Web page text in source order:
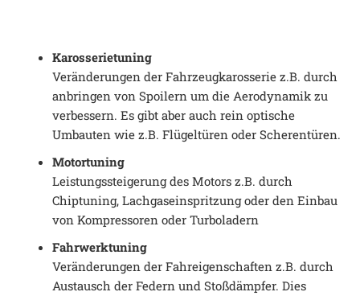
Karosserietuning
Veränderungen der Fahrzeugkarosserie z.B. durch
anbringen von Spoilern um die Aerodynamik zu
verbessern. Es gibt aber auch rein optische
Umbauten wie z.B. Flügeltüren oder Scherentüren.
Motortuning
Leistungssteigerung des Motors z.B. durch
Chiptuning, Lachgaseinspritzung oder den Einbau
von Kompressoren oder Turboladern
Fahrwerktuning
Veränderungen der Fahreigenschaften z.B. durch
Austausch der Federn und Stoßdämpfer. Dies